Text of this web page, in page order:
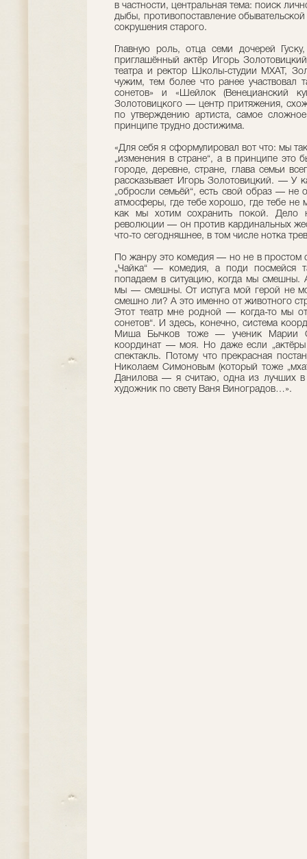
в частности, центральная тема: поиск
дыбы, противопоставление
сокрушения старого.
Главную роль, отца семи дочерей
приглашённый актёр Игорь
театра и ректор Школы-студии МХАТ,
чужим, тем более что ранее участвовал
сонетов» и «Шейлок (Венецианский
Золотовицкого — центр притяжения,
по утверждению артиста, самое
принципе трудно достижима.
«Для себя я сформулировал вот что: мы
„изменения в стране“, а в принципе
городе, деревне, стране, глава семьи
рассказывает Игорь Золотовицкий. — У
„обросли семьёй“, есть свой образ — не
атмосферы, где тебе хорошо, где тебе
как мы хотим сохранить покой. Дело
революции — он против кардинальных
что-то сегодняшнее, в том числе нотка
По жанру это комедия — но не в простом
„Чайка“ — комедия, а поди посмейся
попадаем в ситуацию, когда мы смешны.
мы — смешны. От испуга мой герой не
смешно ли? А это именно от животного
Этот театр мне родной — когда-то мы
сонетов“. И здесь, конечно, система
Миша Бычков тоже — ученик Марии
координат — моя. Но даже если
спектакль. Потому что прекрасная
Николаем Симоновым (который тоже
Данилова — я считаю, одна из лучших в
художник по свету Ваня Виноградов…».